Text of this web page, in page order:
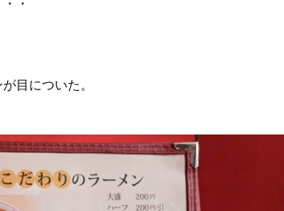
目についた。